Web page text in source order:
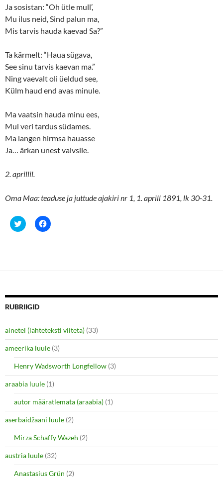
Ja sosistan: “Oh ütle mull’,
Mu ilus neid, Sind palun ma,
Mis tarvis hauda kaevad Sa?”
Ta kärmelt: “Haua sügava,
See sinu tarvis kaevan ma.”
Ning vaevalt oli üeldud see,
Külm haud end avas minule.
Ma vaatsin hauda minu ees,
Mul veri tardus südames.
Ma langen hirmsa hauasse
Ja… ärkan unest valvsile.
2. aprillil.
Oma Maa: teaduse ja juttude ajakiri nr 1, 1. aprill 1891, lk 30-31.
C
l
h
e
o
n
t
t
e
r
(
O
p
e
n
n
n
w
w
i
n
d
o
)
C
l
h
e
o
e
b
o
o
k
(
O
p
e
n
i
n
n
e
w
w
i
n
d
w
)
RUBRIIGID
ainetel (lähteteksti viiteta) (33)
ameerika luule (3)
Henry Wadsworth Longfellow (3)
araabia luule (1)
autor määratlemata (araabia) (1)
aserbaidžaani luule (2)
Mirza Schaffy Wazeh (2)
austria luule (32)
Anastasius Grün (2)